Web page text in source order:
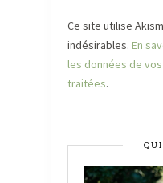
Ce site utilise
indésirables. En
les données de
traitées.